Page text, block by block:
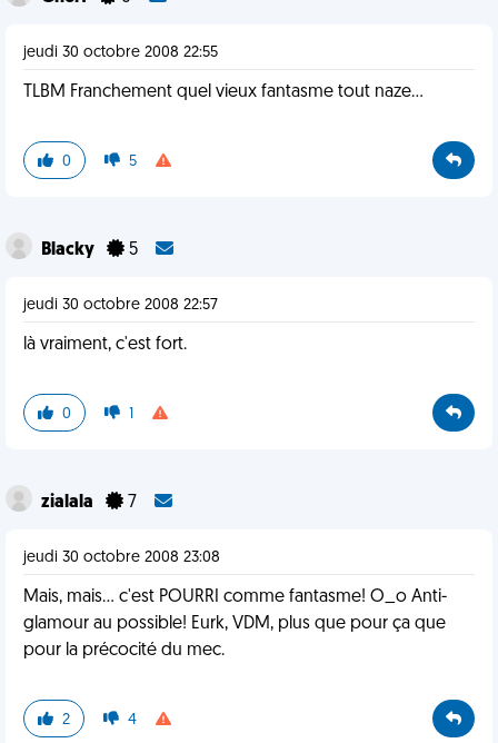
jeudi 30 octobre 2008 22:55
TLBM Franchement quel vieux fantasme tout naze...
0 5
Blacky 5
jeudi 30 octobre 2008 22:57
là vraiment, c'est fort.
0 1
zialala 7
jeudi 30 octobre 2008 23:08
Mais, mais... c'est POURRI comme fantasme! O_o Anti-
glamour au possible! Eurk, VDM, plus que pour ça que
pour la précocité du mec.
2 4